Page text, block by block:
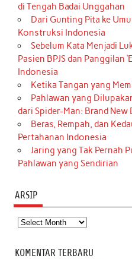
di Tengah Badai Unggahan
Dari Gunting Pita ke
Konstruksi Indonesia
Sebelum Kata Menjadi
Pasien BPJS dan Panggilan
Indonesia
Ketika Tangan yang
Pahlawan yang
dari Spider-Man: Brand New
Beras, Rempah, dan
Pertahanan Indonesia
Jaring yang Tak Pernah
Pahlawan yang Sendirian
ARSIP
Arsip
KOMENTAR TERBARU